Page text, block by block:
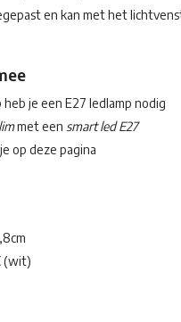
en kan met het
je een E27 ledlamp nodig
met een smart led E27
op deze pagina
(wit)